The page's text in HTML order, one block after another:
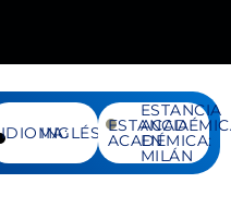
IDIOMA:INGLÉS ESTANCIA
ACADÉMICA:
ESTANCIA
EN
MILÁN